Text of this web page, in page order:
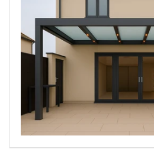
Medien
Modal
öffnen